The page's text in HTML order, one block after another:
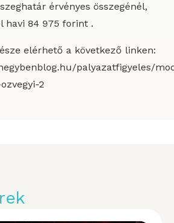
érvényes összegénél,
havi 84 975 forint .
elérhető a következő linken:
palyazatfigyeles/
2